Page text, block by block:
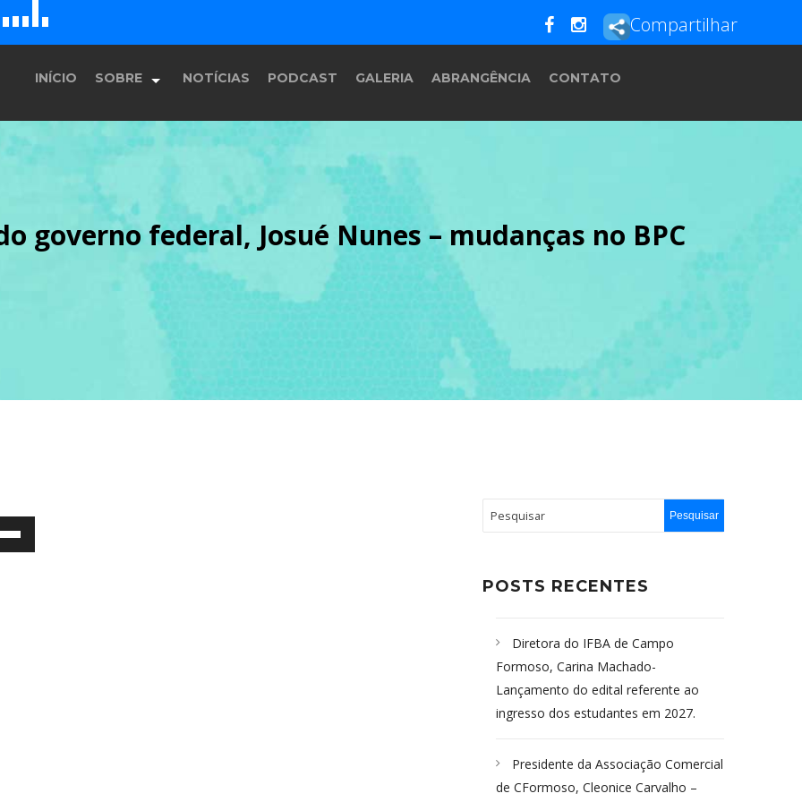
E F G Compartilhar
INÍCIO SOBRE
História
Equipe
Programação
NOTÍCIAS PODCAST GALERIA ABRANGÊNCIA CONTATO
governo federal, Josué Nunes – mudanças no BPC
POSTS RECENTES
Diretora do IFBA de Campo
Formoso, Carina Machado-
Lançamento do edital referente ao
ingresso dos estudantes em 2027.
Presidente da Associação Comercial
de CFormoso, Cleonice Carvalho –